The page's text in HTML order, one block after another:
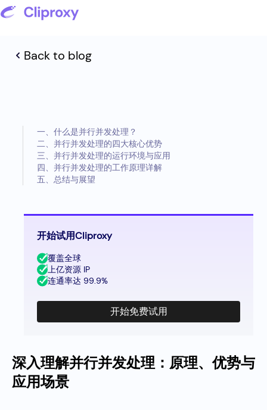
Back to blog
深入理解并行并发处理：原理、优势与
应用场景
一、什么是并行并发处理？
二、并行并发处理的四大核心优势
三、并行并发处理的运行环境与应用
四、并行并发处理的工作原理详解
五、总结与展望
开始试用Cliproxy
覆盖全球
上亿资源 IP
连通率达 99.9%
开始免费试用